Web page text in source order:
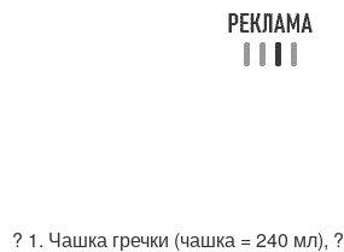
? 1. Чашка гречки (чашка = 240 мл),